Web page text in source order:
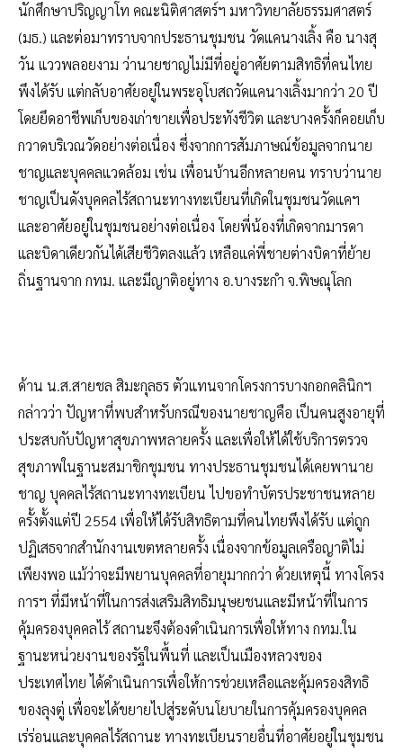
นักศึกษาปริญญาโท คณะนิติศาสตร์ฯ มหาวิทยาลัยธรรมศาสตร์
(มธ.) และต่อมาทราบจากประธานชุมชน วัดแคนางเลิ้ง คือ นางสุ
วัน แววพลอยงาม ว่านายชาญไม่มีที่อยู่อาศัยตามสิทธิที่คนไทย
พึงได้รับ แต่กลับอาศัยอยู่ในพระอุโบสถวัดแคนางเลิ้งมากว่า 20 ปี
โดยยึดอาชีพเก็บของเก่าขายเพื่อประทังชีวิต และบางครั้งก็คอยเก็บ
กวาดบริเวณวัดอย่างต่อเนื่อง ซึ่งจากการสัมภาษณ์ข้อมูลจากนาย
ชาญและบุคคลแวดล้อม เช่น เพื่อนบ้านอีกหลายคน ทราบว่านาย
ชาญเป็นดังบุคคลไร้สถานะทางทะเบียนที่เกิดในชุมชนวัดแคฯ
และอาศัยอยู่ในชุมชนอย่างต่อเนื่อง โดยพี่น้องที่เกิดจากมารดา
และบิดาเดียวกันได้เสียชีวิตลงแล้ว เหลือแค่พี่ชายต่างบิดาที่ย้าย
ถิ่นฐานจาก กทม. และมีญาติอยู่ทาง อ.บางระกำ จ.พิษณุโลก
ด้าน น.ส.สายชล สิมะกุลธร ตัวแทนจากโครงการบางกอกคลินิกฯ
กล่าวว่า ปัญหาที่พบสำหรับกรณีของนายชาญคือ เป็นคนสูงอายุที่
ประสบกับปัญหาสุขภาพหลายครั้ง และเพื่อให้ได้ใช้บริการตรวจ
สุขภาพในฐานะสมาชิกชุมชน ทางประธานชุมชนได้เคยพานาย
ชาญ บุคคลไร้สถานะทางทะเบียน ไปขอทำบัตรประชาชนหลาย
ครั้งตั้งแต่ปี 2554 เพื่อให้ได้รับสิทธิตามที่คนไทยพึงได้รับ แต่ถูก
ปฏิเสธจากสำนักงานเขตหลายครั้ง เนื่องจากข้อมูลเครือญาติไม่
เพียงพอ แม้ว่าจะมีพยานบุคคลที่อายุมากกว่า ด้วยเหตุนี้ ทางโครง
การฯ ที่มีหน้าที่ในการส่งเสริมสิทธิมนุษยชนและมีหน้าที่ในการ
คุ้มครองบุคคลไร้ สถานะจึงต้องดำเนินการเพื่อให้ทาง กทม.ใน
ฐานะหน่วยงานของรัฐในพื้นที่ และเป็นเมืองหลวงของ
ประเทศไทย ได้ดำเนินการเพื่อให้การช่วยเหลือและคุ้มครองสิทธิ
ของลุงตู่ เพื่อจะได้ขยายไปสู่ระดับนโยบายในการคุ้มครองบุคคล
เร่ร่อนและบุคคลไร้สถานะ ทางทะเบียนรายอื่นที่อาศัยอยู่ในชุมชน